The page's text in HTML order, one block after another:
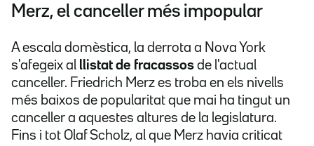
Merz, el canceller més impopular
A escala domèstica, la derrota a Nova York
s'afegeix al llistat de fracassos de l'actual
canceller. Friedrich Merz es troba en els nivells
més baixos de popularitat que mai ha tingut un
canceller a aquestes altures de la legislatura.
Fins i tot Olaf Scholz, al que Merz havia criticat